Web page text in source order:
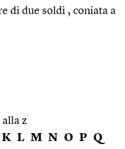
di due soldi , coniata a
z
K L M N O P Q